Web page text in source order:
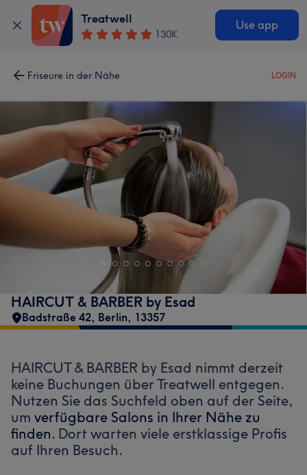
Treatwell
130K
Use app
Friseure in der Nähe LOGIN
HAIRCUT & BARBER by Esad
Badstraße 42, Berlin, 13357
HAIRCUT & BARBER by Esad nimmt derzeit
keine Buchungen über Treatwell entgegen.
Nutzen Sie das Suchfeld oben auf der Seite,
um verfügbare Salons in Ihrer Nähe zu
finden. Dort warten viele erstklassige Profis
auf Ihren Besuch.